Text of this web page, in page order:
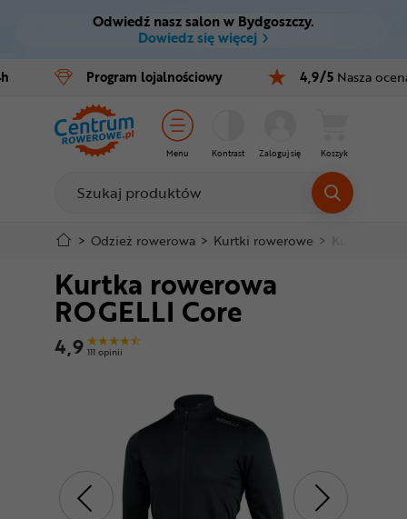
Ctrl M
Menu główne
Informacje o produkcie
Do koszyka
Szczegółowe informacje
Stopka
Mapa strony
Odwiedź nasz salon w Bydgoszczy.
Dowiedz się więcej
Program lojalnościowy 4,9/5 Nasza
Menu Kontrast Zaloguj się Koszyk
Rowery
E-bike
Części
Akcesoria
Odzież
Kaski
Buty
Nowości
Superoferta
> Odzież rowerowa > Kurtki rowerowe > Kurtki
Kurtka rowerowa
ROGELLI Core
4,9 111 opinii